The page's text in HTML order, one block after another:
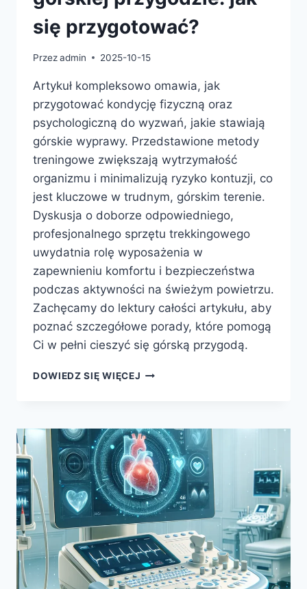
się przygotować?
Przezadmin 2025-10-15
Artykuł kompleksowo omawia, jak
przygotować kondycję fizyczną oraz
psychologiczną do wyzwań, jakie stawiają
górskie wyprawy. Przedstawione metody
treningowe zwiększają wytrzymałość
organizmu i minimalizują ryzyko kontuzji, co
jest kluczowe w trudnym, górskim terenie.
Dyskusja o doborze odpowiedniego,
profesjonalnego sprzętu trekkingowego
uwydatnia rolę wyposażenia w
zapewnieniu komfortu i bezpieczeństwa
podczas aktywności na świeżym powietrzu.
Zachęcamy do lektury całości artykułu, aby
poznać szczegółowe porady, które pomogą
Ci w pełni cieszyć się górską przygodą.
DOWIEDZ SIĘ WIĘCEJ ZDROWIE
GÓRSKIEJ
PRZYGODZIE:
JAK
SIĘ
PRZYGOTOWAĆ?